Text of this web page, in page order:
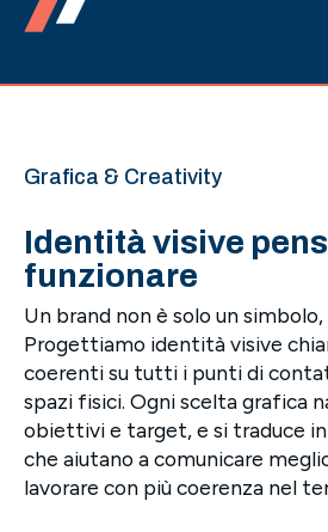
Grafica & Creativity
Identità visive
funzionare
Un brand non è solo un
Progettiamo identità visive
coerenti su tutti i punti di
spazi fisici. Ogni scelta grafica
obiettivi e target, e si traduce
che aiutano a comunicare
lavorare con più coerenza nel